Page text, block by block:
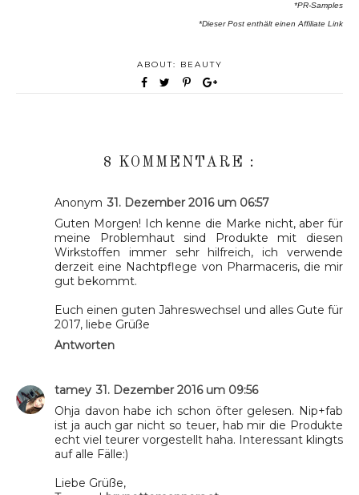
*PR-Samples
*Dieser Post enthält einen Affiliate Link
ABOUT: BEAUTY
8 KOMMENTARE :
Anonym 31. Dezember 2016 um 06:57
Guten Morgen! Ich kenne die Marke nicht, aber für
meine Problemhaut sind Produkte mit diesen
Wirkstoffen immer sehr hilfreich, ich verwende
derzeit eine Nachtpflege von Pharmaceris, die mir
gut bekommt.
Euch einen guten Jahreswechsel und alles Gute für
2017, liebe Grüße
Antworten
tamey 31. Dezember 2016 um 09:56
Ohja davon habe ich schon öfter gelesen. Nip+fab
ist ja auch gar nicht so teuer, hab mir die Produkte
echt viel teurer vorgestellt haha. Interessant klingts
auf alle Fälle:)
Liebe Grüße,